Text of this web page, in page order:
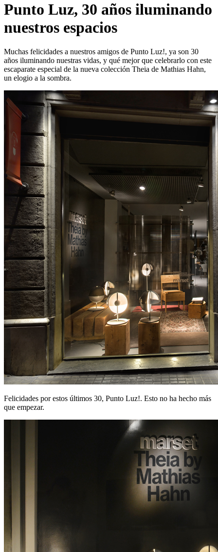
Punto Luz, 30 años iluminando
nuestros espacios
Muchas felicidades a nuestros amigos de Punto Luz!, ya son 30
años iluminando nuestras vidas, y qué mejor que celebrarlo con este
escaparate especial de la nueva colección Theia de Mathias Hahn,
un elogio a la sombra.
Felicidades por estos últimos 30, Punto Luz!. Esto no ha hecho más
que empezar.